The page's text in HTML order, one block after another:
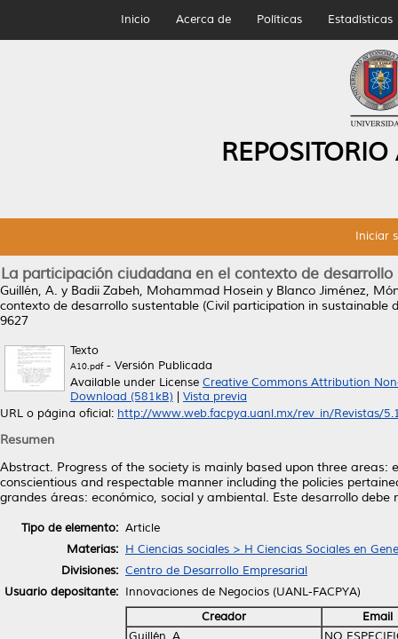
Inicio Acerca de Políticas Estadísticas
Iniciar
La participación ciudadana en el contexto de
Guillén, A. y Badii Zabeh, Mohammad Hosein y Blanco Jiménez,
contexto de desarrollo sustentable (Civil participation in sustainable
9627
Texto
A10.pdf- Versión Publicada
Available under License Creative Commons Attribution
Download (581kB)
Vista previa
URL o página oficial: http://www.web.facpya.uanl.mx/rev_in/Revistas/
Resumen
Abstract. Progress of the society is mainly based upon three areas:
conscientious and respectable manner including the policies
grandes áreas: económico, social y ambiental. Este desarrollo
Tipo de elemento: Article
Materias: H Ciencias sociales > H Ciencias Sociales en
Divisiones: Centro de Desarrollo Empresarial
Usuario depositante: Innovaciones de Negocios (UANL-FACPYA)
Creador
Email
Guillén, A.
NO